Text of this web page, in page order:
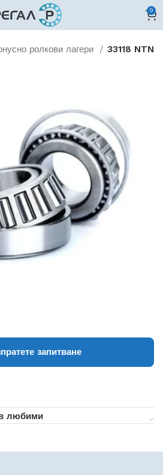
0
ролкови лагери 33118 NTN
запитване
любими